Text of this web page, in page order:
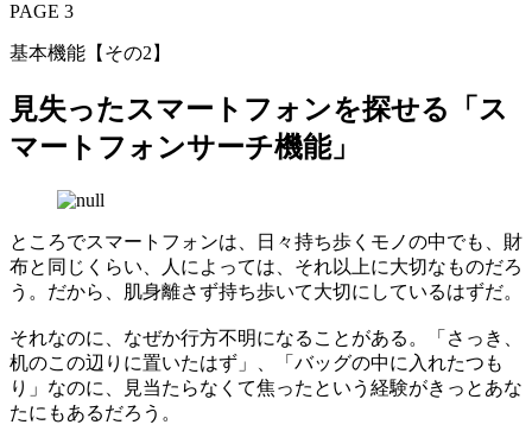
PAGE 3
基本機能【その2】
見失ったスマートフォンを探せる「ス
マートフォンサーチ機能」
ところでスマートフォンは、日々持ち歩くモノの中でも、財
布と同じくらい、人によっては、それ以上に大切なものだろ
う。だから、肌身離さず持ち歩いて大切にしているはずだ。
それなのに、なぜか行方不明になることがある。「さっき、
机のこの辺りに置いたはず」、「バッグの中に入れたつも
り」なのに、見当たらなくて焦ったという経験がきっとあな
たにもあるだろう。